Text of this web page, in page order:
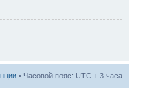
• Часовой пояс: UTC + 3 часа